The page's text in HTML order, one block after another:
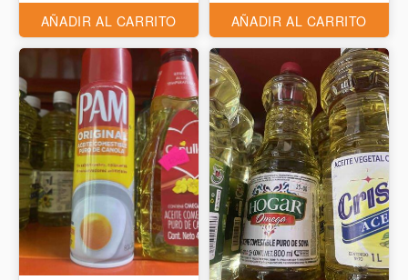
AÑADIR AL CARRITO AÑADIR AL CARRITO